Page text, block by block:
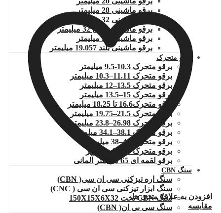
برقو ماشینی 28 میلیمتر
برقو ماشینی 32 میلیمتر مارپیچ
برقو ماشینی ماپال 32 میلیمتر
برقو ماشینی 34 میلیمتر
برقو ماشینی بلند 19.057 میلیمتر
برقو متحرک
برقو متحرک 10.3-9.5 میلیمتر
برقو متحرک 11.11–10.3 میلیمتر
برقو متحرک 13.5–12 میلیمتر
برقو متحرک 15–13.5 میلیمتر
برقو متحرک16.6 تا 18.25 میلیمتر
برقو متحرک 21.5–19.75 میلیمتر
برقو متحرک 26.98–23.8 میلیمتر
برقو متحرک 38.1–34.1 میلمتر
برقو متحرک 46–38 میلیمتر
برقو متحرک 55–45 میلیمتر
برقو لقمه ای 65 میلیمتر آلمانی
سنگ CBN
سنگ اره تیزکنی سی ان سی( CBN)
سنگ ابزار تیزکنی سی ان سی ( CNC)
سنگ CBN تخت 150X15X6X32
سنگ سی بی ان( CBN)
افزودن به علاقه مندی ها
مقایسه